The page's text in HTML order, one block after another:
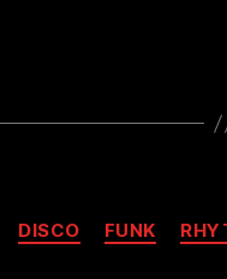
DISCO FUNK